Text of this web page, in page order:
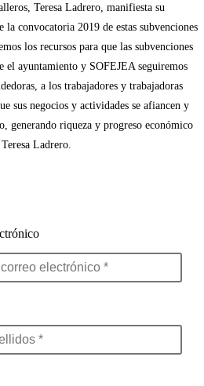
Teresa Ladrero, manifiesta su
la convocatoria 2019 de estas subvenciones
los recursos para que las subvenciones
el ayuntamiento y SOFEJEA seguiremos
a los trabajadores y trabajadoras
sus negocios y actividades se afiancen y
generando riqueza y progreso económico
Ladrero.